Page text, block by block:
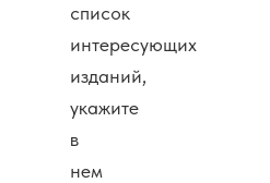
список
интересующих
изданий,
укажите
в
нем